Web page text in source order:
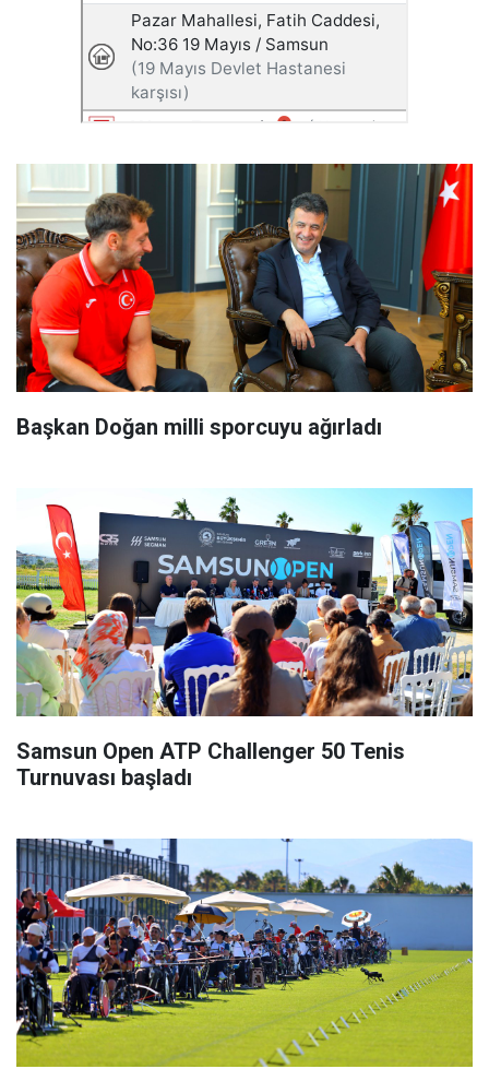
Başkan Doğan milli sporcuyu ağırladı
Samsun Open ATP Challenger 50 Tenis
Turnuvası başladı